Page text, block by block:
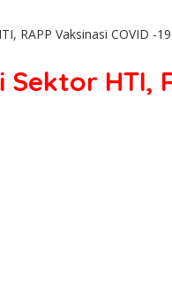
RAPP Vaksinasi COVID -
HTI,